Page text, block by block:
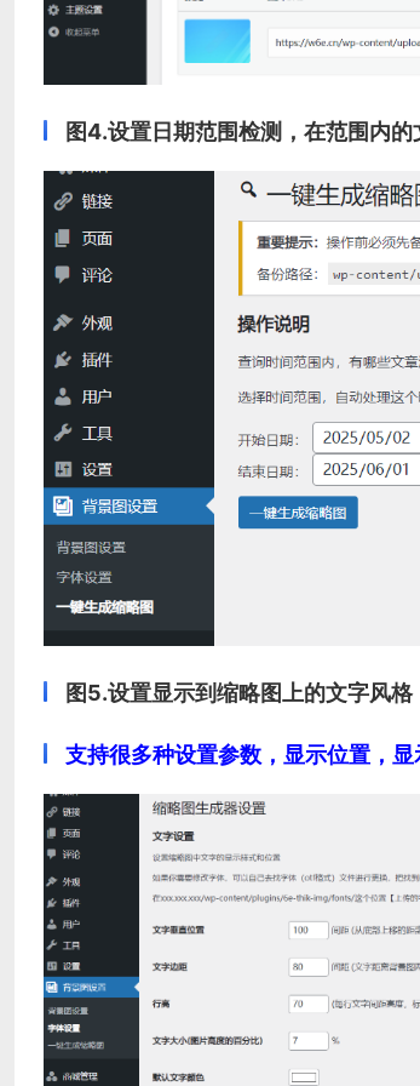
图4.设置日期范围检测，在范围内
图5.设置显示到缩略图上的文字风
支持很多种设置参数，显示位置，